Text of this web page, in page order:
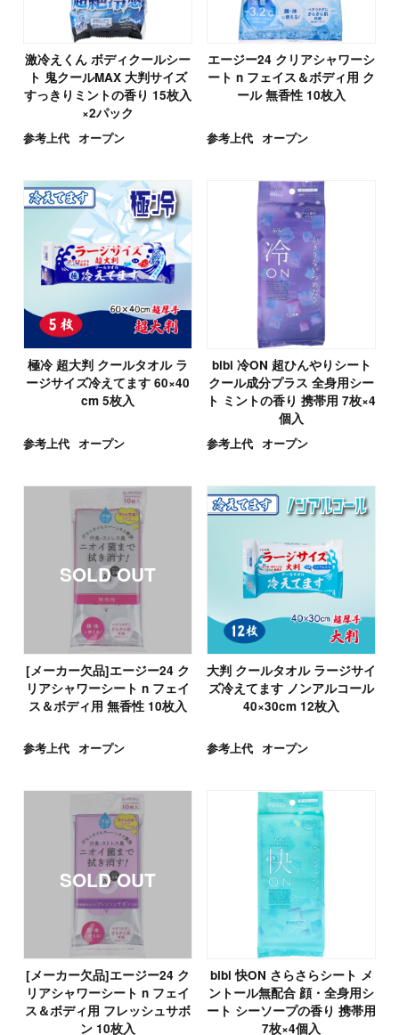
激冷えくん ボディクールシー
ト 鬼クールMAX 大判サイズ
すっきりミントの香り 15枚入
×2パック
参考上代 オープン
エージー24 クリアシャワーシ
ート n フェイス＆ボディ用 ク
ール 無香性 10枚入
参考上代 オープン
極冷 超大判 クールタオル ラ
ージサイズ冷えてます 60×40
cm 5枚入
参考上代 オープン
bibi 冷ON 超ひんやりシート
クール成分プラス 全身用シー
ト ミントの香り 携帯用 7枚×4
個入
参考上代 オープン
[メーカー欠品]エージー24 ク
リアシャワーシート n フェイ
ス＆ボディ用 無香性 10枚入
参考上代 オープン
大判 クールタオル ラージサイ
ズ冷えてます ノンアルコール
40×30cm 12枚入
参考上代 オープン
[メーカー欠品]エージー24 ク
リアシャワーシート n フェイ
ス＆ボディ用 フレッシュサボ
ン 10枚入
bibi 快ON さらさらシート メ
ントール無配合 顔・全身用シ
ート シーソープの香り 携帯用
7枚×4個入